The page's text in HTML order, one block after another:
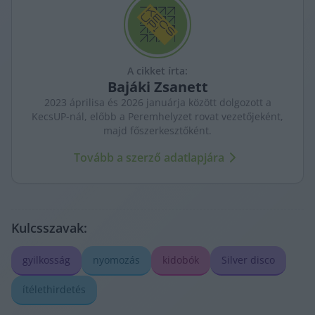
A cikket írta:
Bajáki Zsanett
2023 áprilisa és 2026 januárja között dolgozott a
KecsUP-nál, előbb a Peremhelyzet rovat vezetőjeként,
majd főszerkesztőként.
Tovább a szerző adatlapjára
Kulcsszavak:
gyilkosság nyomozás kidobók Silver disco
ítélethirdetés